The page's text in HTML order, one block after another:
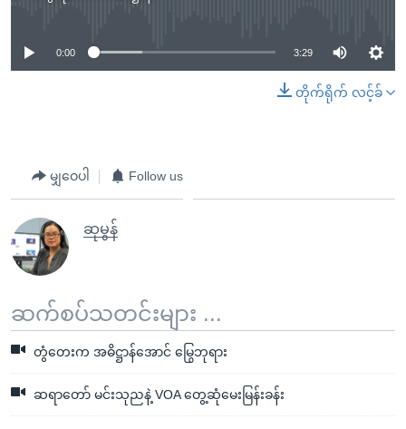
No media source currently available
0:00 3:29
တိုက်ရိုက် လင့်ခ်
မျှဝေပါ Follow us
ဆုမွန်
ဆက်စပ်သတင်းများ ...
တွံတေးက အဓိဋ္ဌာန်အောင် မြွေဘုရား
ဆရာတော် မင်းသုညနဲ့ VOA တွေ့ဆုံမေးမြန်းခန်း